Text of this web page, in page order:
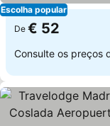
Escolha popular
De € 52
Consulte os preços